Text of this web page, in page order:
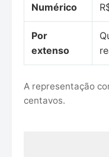
Numérico
Por
extenso
A representação
centavos.